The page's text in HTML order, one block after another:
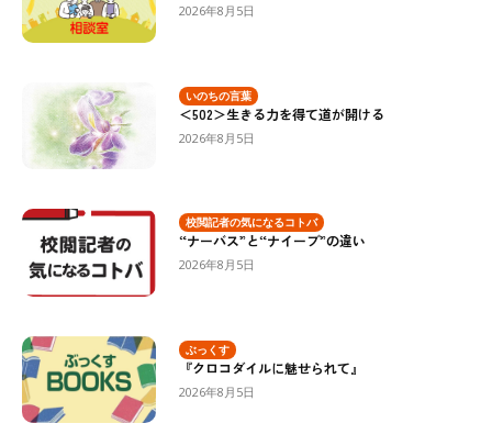
2026年8月5日
いのちの言葉
＜502＞生きる力を得て道が開ける
2026年8月5日
校閲記者の気になるコトバ
“ナーバス”と“ナイーブ”の違い
2026年8月5日
ぶっくす
『クロコダイルに魅せられて』
2026年8月5日